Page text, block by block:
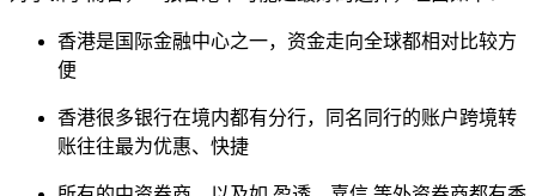
香港是国际金融中心之一，资金走向全球都相对比较方
便
香港很多银行在境内都有分行，同名同行的账户跨境转
账往往最为优惠、快捷